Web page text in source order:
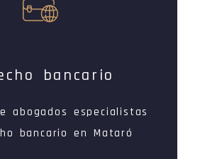
bancario
abogados especialistas
bancario en Mataró